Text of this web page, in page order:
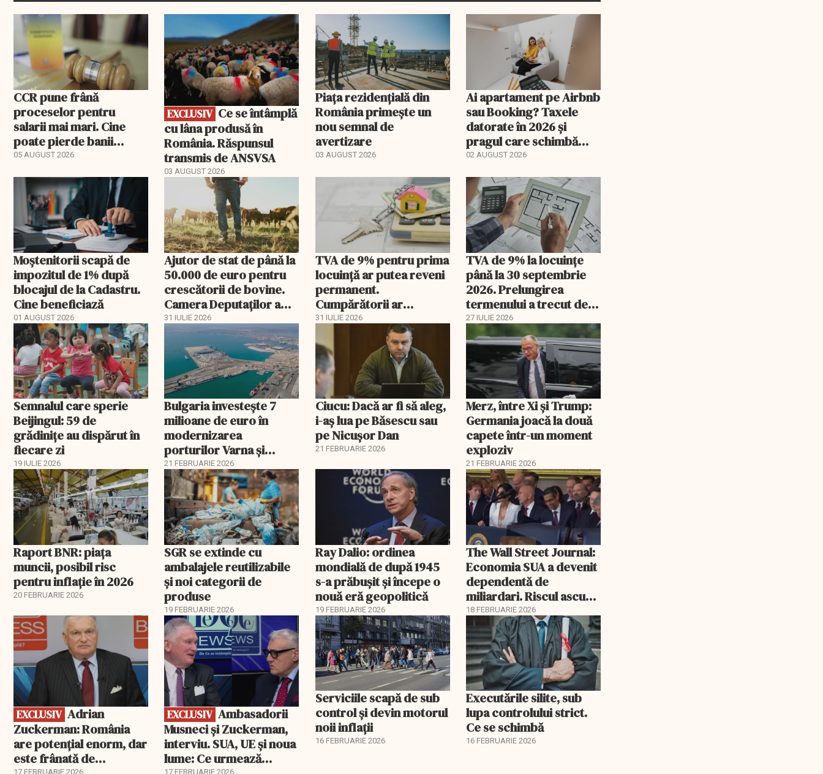
CCR pune frână
proceselor pentru
salarii mai mari. Cine
poate pierde banii
ceruți statului
05 AUGUST 2026
EXCLUSIV
EXCLUSIV
cu lâna produsă în
România. Răspunsul
transmis de ANSVSA
03 AUGUST 2026
Piața rezidențială din
România primește un
nou semnal de
avertizare
03 AUGUST 2026
Ai apartament pe Airbnb
sau Booking? Taxele
datorate în 2026 și
pragul care schimbă
regimul fiscal
02 AUGUST 2026
Moștenitorii scapă de
impozitul de 1% după
blocajul de la Cadastru.
Cine beneficiază
01 AUGUST 2026
Ajutor de stat de până la
50.000 de euro pentru
crescătorii de bovine.
Camera Deputaților a
aprobat schema
31 IULIE 2026
TVA de 9% pentru prima
locuință ar putea reveni
permanent.
Cumpărătorii ar
economisi zeci de mii de
31 IULIE 2026
TVA de 9% la locuințe
până la 30 septembrie
2026. Prelungirea
termenului a trecut de
comisia din Parlament
27 IULIE 2026
Semnalul care sperie
Beijingul: 59 de
grădinițe au dispărut în
fiecare zi
19 IULIE 2026
Bulgaria investește 7
milioane de euro în
modernizarea
porturilor Varna și
Burgas
21 FEBRUARIE 2026
Ciucu: Dacă ar fi să aleg,
i-aș lua pe Băsescu sau
pe Nicușor Dan
21 FEBRUARIE 2026
Merz, între Xi și Trump:
Germania joacă la două
capete într-un moment
exploziv
21 FEBRUARIE 2026
Raport BNR: piața
muncii, posibil risc
pentru inflație în 2026
20 FEBRUARIE 2026
SGR se extinde cu
ambalajele reutilizabile
și noi categorii de
produse
19 FEBRUARIE 2026
Ray Dalio: ordinea
mondială de după 1945
s-a prăbușit și începe o
nouă eră geopolitică
19 FEBRUARIE 2026
The Wall Street Journal:
Economia SUA a devenit
dependentă de
miliardari. Riscul ascuns
pentru burse și consum
18 FEBRUARIE 2026
EXCLUSIV
EXCLUSIV
Zuckerman: România
are potențial enorm, dar
este frânată de
17 FEBRUARIE 2026
EXCLUSIV
EXCLUSIV Ambasadorii
Musneci și Zuckerman,
interviu. SUA, UE și noua
lume: Ce urmează
17 FEBRUARIE 2026
Serviciile scapă de sub
control și devin motorul
noii inflații
16 FEBRUARIE 2026
Executările silite, sub
lupa controlului strict.
Ce se schimbă
16 FEBRUARIE 2026